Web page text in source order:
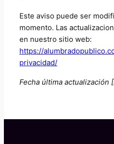
Este aviso puede ser
momento. Las
en nuestro sitio web:
https://
privacidad/
Fecha última actualización